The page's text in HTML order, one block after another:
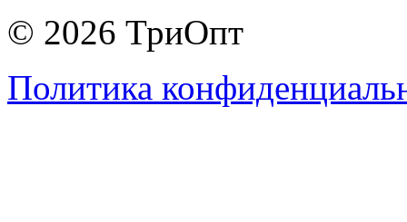
© 2026 ТриОпт
Политика